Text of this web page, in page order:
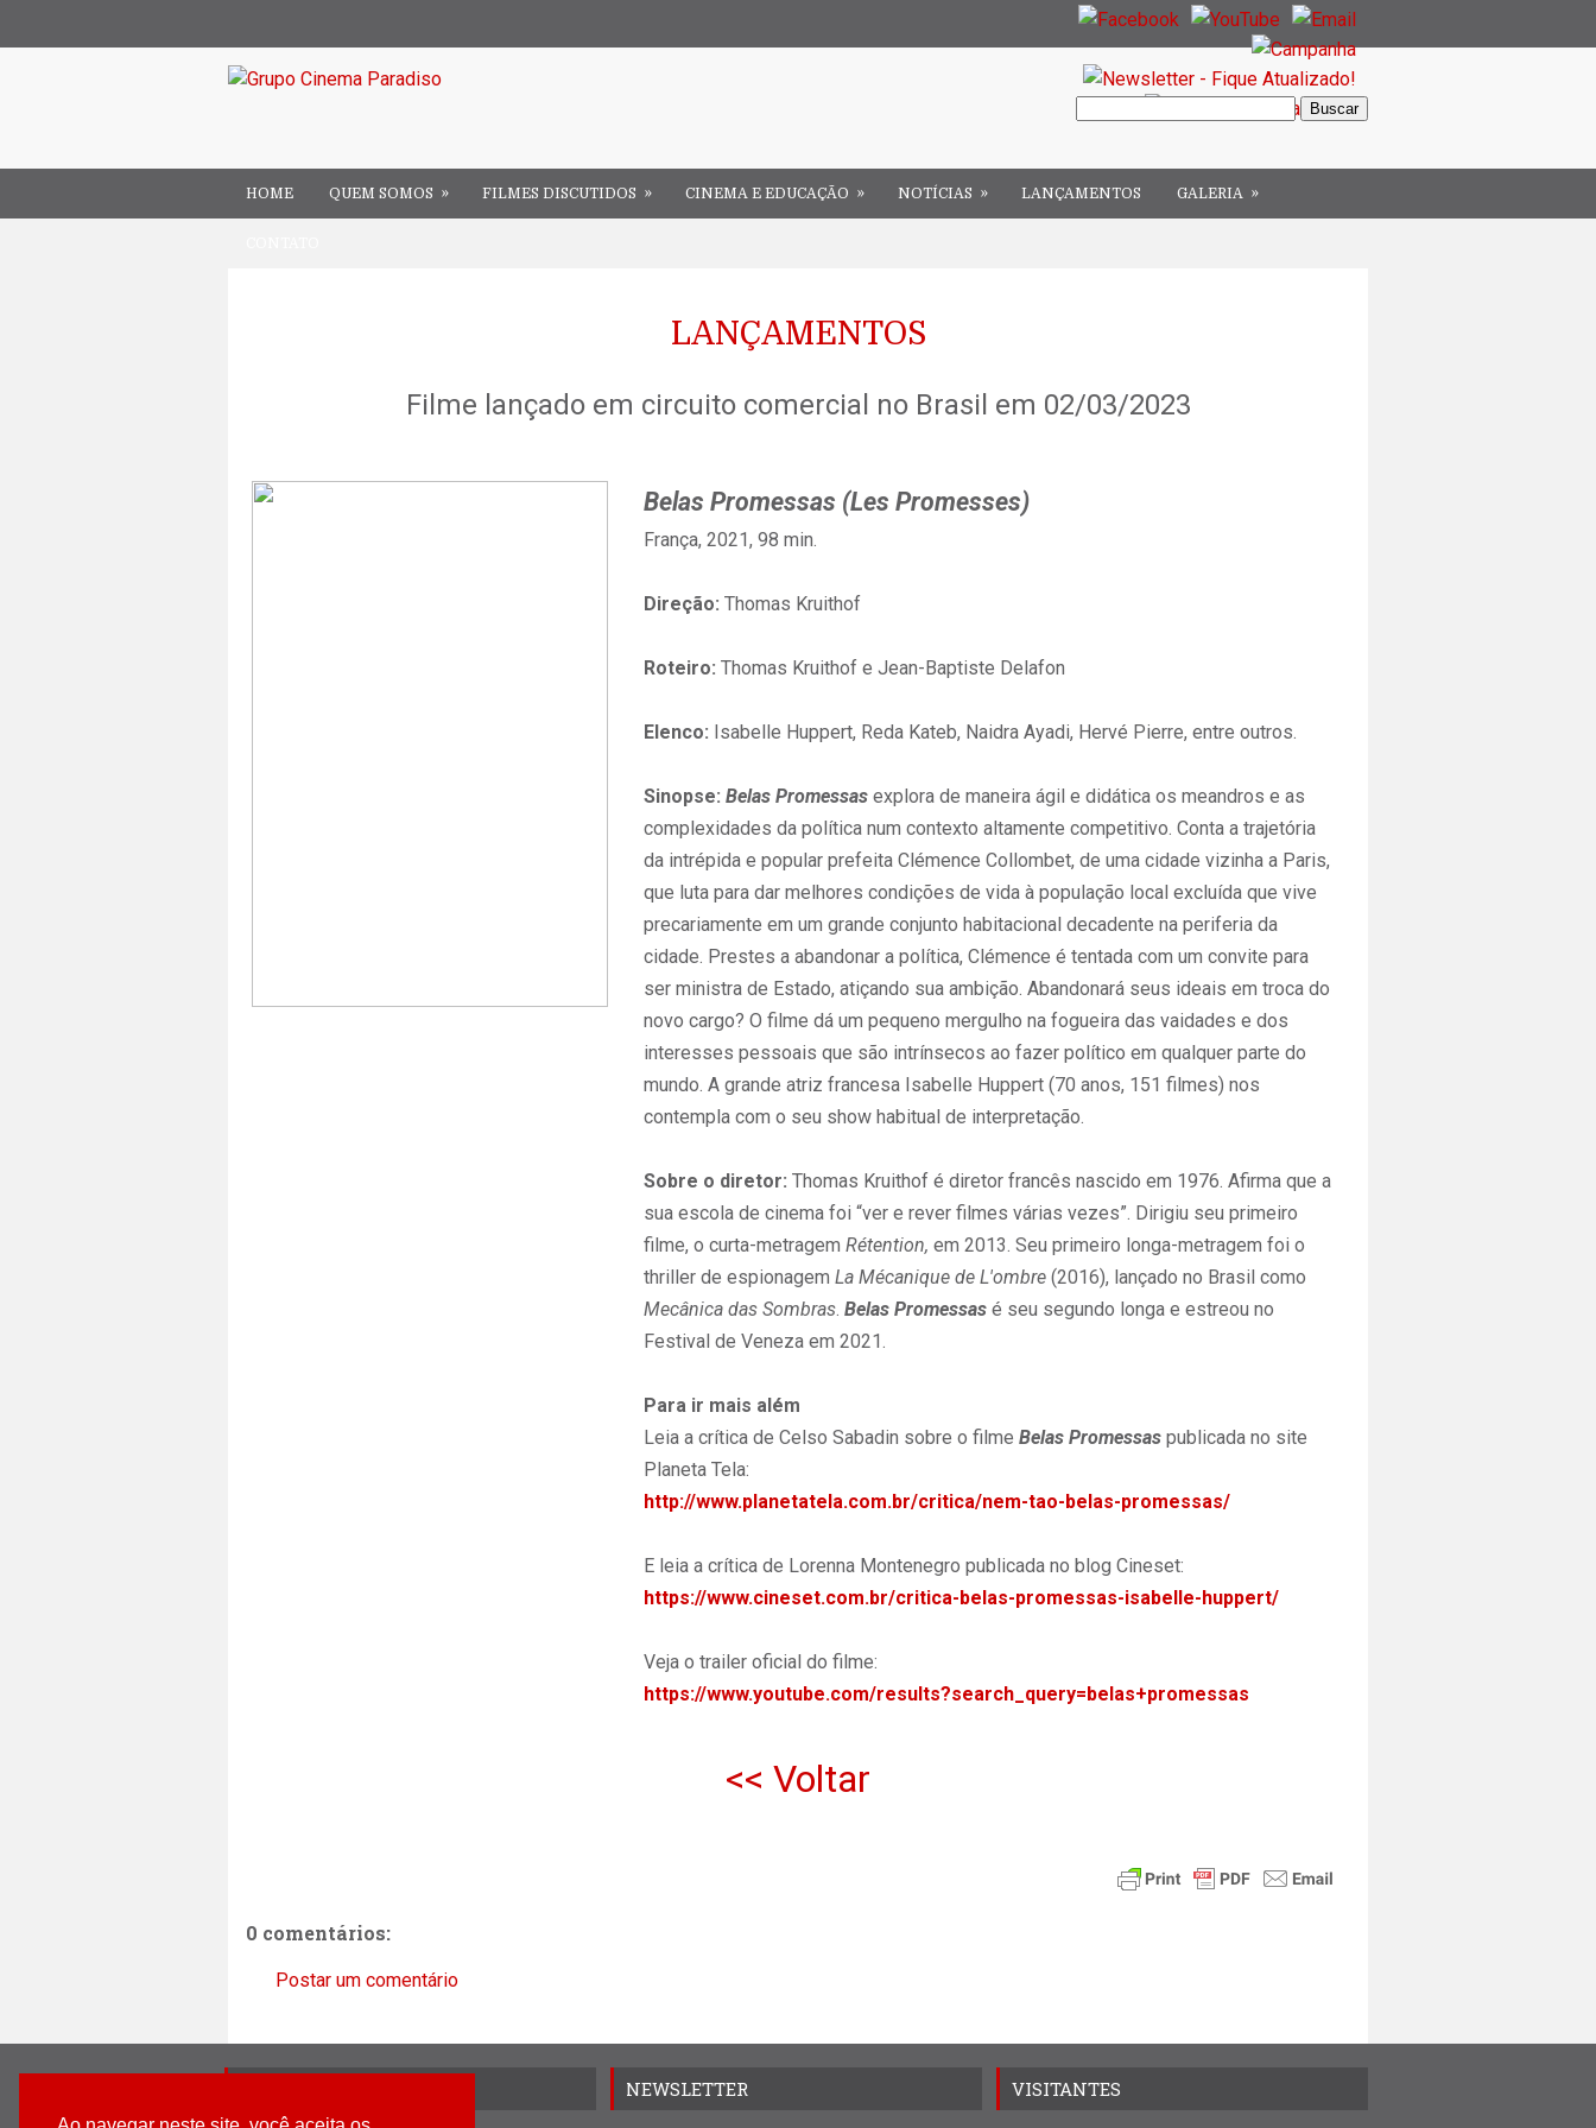
HOME QUEM SOMOS » FILMES DISCUTIDOS » CINEMA E EDUCAÇÃO » NOTÍCIAS » LANÇAMENTOS GALERIA »
LANÇAMENTOS
Filme lançado em circuito comercial no Brasil em 02/03/2023
Belas Promessas (Les Promesses)
França, 2021, 98 min.
Direção: Thomas Kruithof
Roteiro: Thomas Kruithof e Jean-Baptiste Delafon
Elenco: Isabelle Huppert, Reda Kateb, Naidra Ayadi, Hervé Pierre, entre outros.
Sinopse: Belas Promessas explora de maneira ágil e didática os meandros e as
complexidades da política num contexto altamente competitivo. Conta a trajetória
da intrépida e popular prefeita Clémence Collombet, de uma cidade vizinha a Paris,
que luta para dar melhores condições de vida à população local excluída que vive
precariamente em um grande conjunto habitacional decadente na periferia da
cidade. Prestes a abandonar a política, Clémence é tentada com um convite para
ser ministra de Estado, atiçando sua ambição. Abandonará seus ideais em troca do
novo cargo? O filme dá um pequeno mergulho na fogueira das vaidades e dos
interesses pessoais que são intrínsecos ao fazer político em qualquer parte do
mundo. A grande atriz francesa Isabelle Huppert (70 anos, 151 filmes) nos
contempla com o seu show habitual de interpretação.
Sobre o diretor: Thomas Kruithof é diretor francês nascido em 1976. Afirma que a
sua escola de cinema foi “ver e rever filmes várias vezes”. Dirigiu seu primeiro
filme, o curta-metragem Rétention, em 2013. Seu primeiro longa-metragem foi o
thriller de espionagem La Mécanique de L'ombre (2016), lançado no Brasil como
Mecânica das Sombras. Belas Promessas é seu segundo longa e estreou no
Festival de Veneza em 2021.
Para ir mais além
Leia a crítica de Celso Sabadin sobre o filme Belas Promessas publicada no site
Planeta Tela:
http://www.planetatela.com.br/critica/nem-tao-belas-promessas/
E leia a crítica de Lorenna Montenegro publicada no blog Cineset:
https://www.cineset.com.br/critica-belas-promessas-isabelle-huppert/
Veja o trailer oficial do filme:
https://www.youtube.com/results?search_query=belas+promessas
<< Voltar
0 comentários:
Postar um comentário
NEWSLETTER VISITANTES